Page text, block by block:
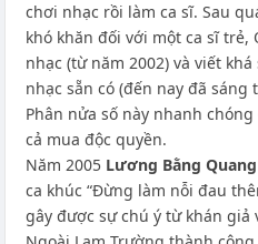
chơi nhạc rồi làm ca sĩ. Sau
khó khăn đối với một ca sĩ trẻ,
nhạc (từ năm 2002) và viết
nhạc sẵn có (đến nay đã sáng
Phân nửa số này nhanh
cả mua độc quyền.
Năm 2005 Lương Bằng Quang
ca khúc “Đừng làm nỗi đau
gây được sự chú ý từ khán